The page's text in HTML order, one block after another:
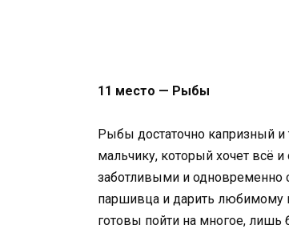
11 место — Рыбы
Рыбы достаточно капризный и
мальчику, который хочет всё
заботливыми и одновременно
паршивца и дарить
готовы пойти на многое, лишь